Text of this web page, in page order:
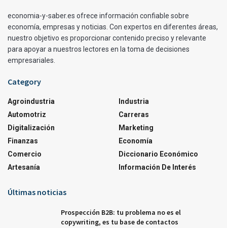
economia-y-saber.es ofrece información confiable sobre
economía, empresas y noticias. Con expertos en diferentes áreas,
nuestro objetivo es proporcionar contenido preciso y relevante
para apoyar a nuestros lectores en la toma de decisiones
empresariales.
Category
Agroindustria
Automotriz
Digitalización
Finanzas
Comercio
Artesanía
Industria
Carreras
Marketing
Economía
Diccionario Económico
Información De Interés
Últimas noticias
Prospección B2B: tu problema no es el
copywriting, es tu base de contactos